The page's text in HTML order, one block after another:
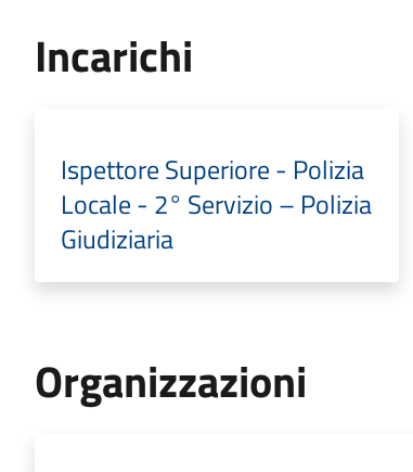
Incarichi
Ispettore Superiore - Polizia
Locale - 2° Servizio – Polizia
Giudiziaria
Organizzazioni